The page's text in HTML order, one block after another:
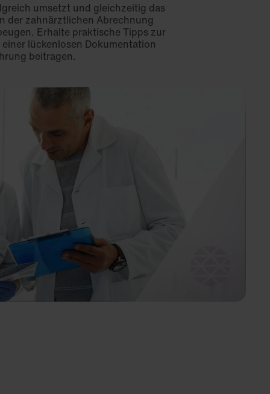
umsetzt und gleichzeitig das
der zahnärztlichen Abrechnung
Erhalte praktische Tipps zur
lückenlosen Dokumentation
beitragen.